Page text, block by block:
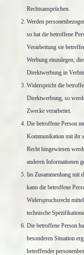
Rechtsansprüchen.
Werden
so hat die betroffene
Verarbeitung sie
Werbung einzulegen;
Direktwerbung in
Widerspricht die
Direktwerbung, so
Zwecke verarbeitet.
Die betroffene Person
Kommunikation mit ihr
Recht hingewiesen
anderen Informationen
Im Zusammenhang mit
kann die betroffene
Widerspruchsrecht
technische
Die betroffene Person
besonderen Situation
betreffender